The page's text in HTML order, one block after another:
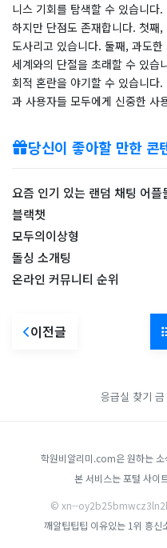
니스 기회를 탐색할 수 있습니다.
하지만 단점도 존재합니다. 첫째
도사리고 있습니다. 둘째, 과도
세계와의 단절을 초래할 수 있습
회적 혼란을 야기할 수 있습니다
과 사용자들 모두에게 신중한 사
당신이 좋아할 만한 콘
요즘 인기 있는 랜덤 채팅 어플
블랙챗
모두의이상형
돌싱 소개팅
온라인 커뮤니티 순위
이전글
응급실 찾기 금
학원비알리미.com은 원하는
본 서비스는 포털 사이
© xn--
깨알팁팁팁 이유있는 1위 흥신